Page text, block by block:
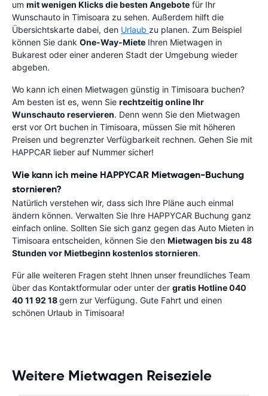
um mit wenigen Klicks die besten Angebote für Ihr
Wunschauto in Timisoara zu sehen. Außerdem hilft die
Übersichtskarte dabei, den Urlaub zu planen. Zum Beispiel
können Sie dank One-Way-Miete Ihren Mietwagen in
Bukarest oder einer anderen Stadt der Umgebung wieder
abgeben.
Wo kann ich einen Mietwagen günstig in Timisoara buchen?
Am besten ist es, wenn Sie rechtzeitig online Ihr
Wunschauto reservieren. Denn wenn Sie den Mietwagen
erst vor Ort buchen in Timisoara, müssen Sie mit höheren
Preisen und begrenzter Verfügbarkeit rechnen. Gehen Sie mit
HAPPCAR lieber auf Nummer sicher!
Wie kann ich meine HAPPYCAR Mietwagen-Buchung
stornieren?
Natürlich verstehen wir, dass sich Ihre Pläne auch einmal
ändern können. Verwalten Sie Ihre HAPPYCAR Buchung ganz
einfach online. Sollten Sie sich ganz gegen das Auto Mieten in
Timisoara entscheiden, können Sie den Mietwagen bis zu 48
Stunden vor Mietbeginn kostenlos stornieren.
Für alle weiteren Fragen steht Ihnen unser freundliches Team
über das Kontaktformular oder unter der gratis Hotline 040
40 11 92 18gern zur Verfügung. Gute Fahrt und einen
schönen Urlaub in Timisoara!
Weitere Mietwagen Reiseziele